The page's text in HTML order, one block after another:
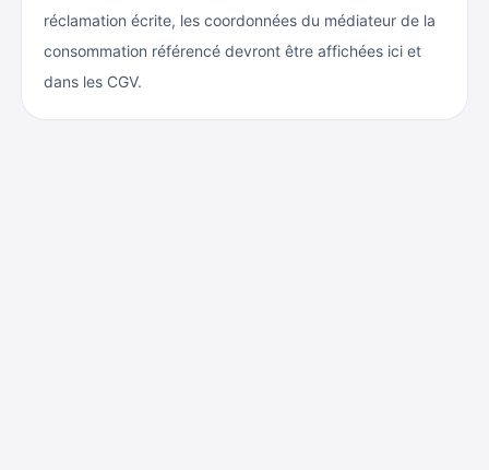
réclamation écrite, les coordonnées du médiateur de la
consommation référencé devront être affichées ici et
dans les CGV.